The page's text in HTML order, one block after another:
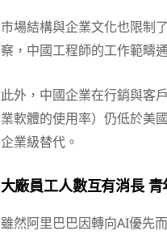
市場結構與企業文化也限制
察，中國工程師的工作範疇
此外，中國企業在行銷與客
業軟體的使用率）仍低於美
企業級替代。
大廠員工人數互有消長
雖然阿里巴巴因轉向AI優先